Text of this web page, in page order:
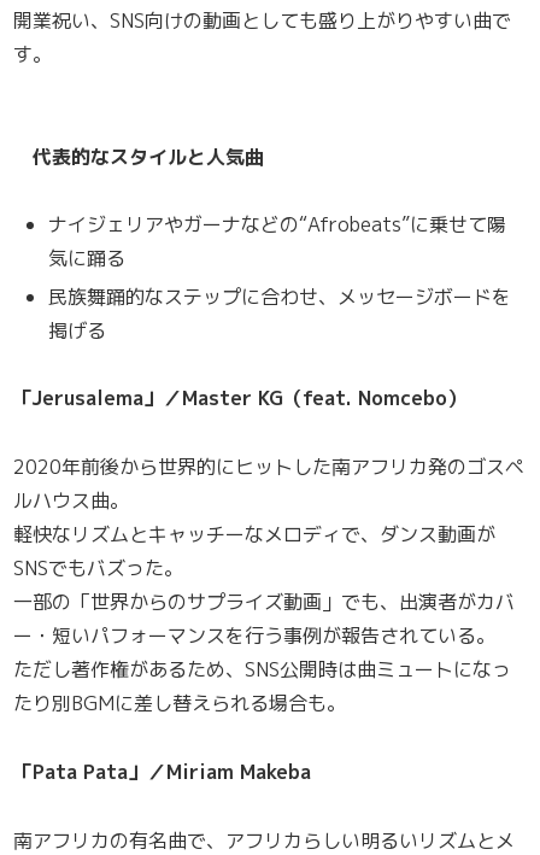
開業祝い、SNS向けの動画としても盛り上がりやすい曲で
す。
代表的なスタイルと人気曲
ナイジェリアやガーナなどの“Afrobeats”に乗せて陽
気に踊る
民族舞踊的なステップに合わせ、メッセージボードを
掲げる
「Jerusalema」／Master KG（feat. Nomcebo）
2020年前後から世界的にヒットした南アフリカ発のゴスペ
ルハウス曲。
軽快なリズムとキャッチーなメロディで、ダンス動画が
SNSでもバズった。
一部の「世界からのサプライズ動画」でも、出演者がカバ
ー・短いパフォーマンスを行う事例が報告されている。
ただし著作権があるため、SNS公開時は曲ミュートになっ
たり別BGMに差し替えられる場合も。
「Pata Pata」／Miriam Makeba
南アフリカの有名曲で、アフリカらしい明るいリズムとメ